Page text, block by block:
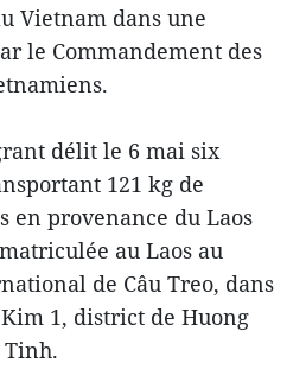
Vietnam dans une
le Commandement des
délit le 6 mai six
121 kg de
en provenance du Laos
au Laos au
de Câu Treo, dans
1, district de Huong
Tinh.